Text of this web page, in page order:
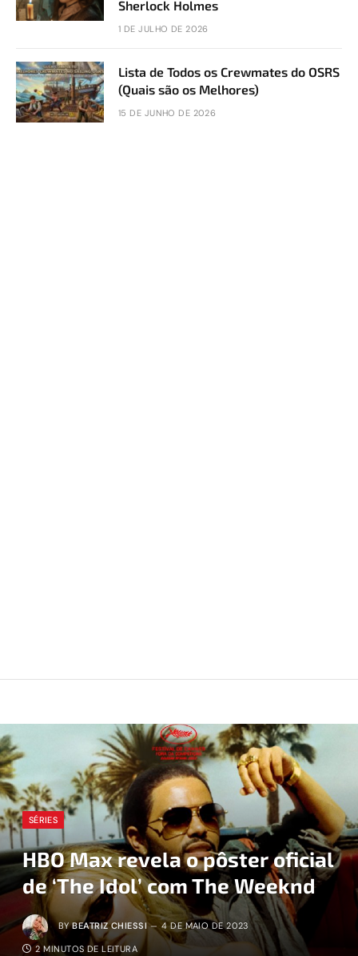
Sherlock Holmes
1 DE JULHO DE 2026
Lista de Todos os Crewmates do OSRS
(Quais são os Melhores)
15 DE JUNHO DE 2026
SÉRIES
HBO Max revela o pôster oficial
de ‘The Idol’ com The Weeknd
BY BEATRIZ CHIESSI 4 DE MAIO DE 2023
2 MINUTOS DE LEITURA